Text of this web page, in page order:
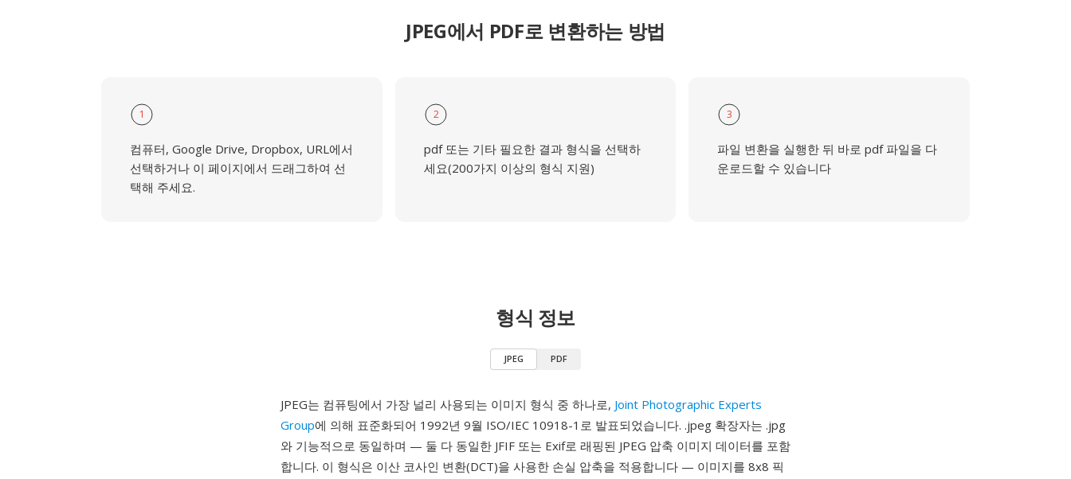
JPEG에서 PDF로 변환하는 방법
1
컴퓨터, Google Drive, Dropbox, URL에서
선택하거나 이 페이지에서 드래그하여 선
택해 주세요.
2
pdf 또는 기타 필요한 결과 형식을 선택하
세요(200가지 이상의 형식 지원)
3
파일 변환을 실행한 뒤 바로 pdf 파일을 다
운로드할 수 있습니다
형식 정보
JPEG PDF
JPEG는 컴퓨팅에서 가장 널리 사용되는 이미지 형식 중 하나로, Joint Photographic Experts
Group에 의해 표준화되어 1992년 9월 ISO/IEC 10918-1로 발표되었습니다. .jpeg 확장자는 .jpg
와 기능적으로 동일하며 — 둘 다 동일한 JFIF 또는 Exif로 래핑된 JPEG 압축 이미지 데이터를 포함
합니다. 이 형식은 이산 코사인 변환(DCT)을 사용한 손실 압축을 적용합니다 — 이미지를 8x8 픽